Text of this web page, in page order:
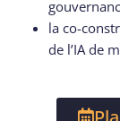
la co-
de l’IA de